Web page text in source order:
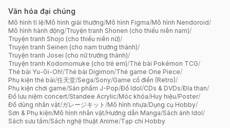
Văn hóa đại chúng
Mô hình tỉ lệ/Mô hình giải thưởng/Mô hình Figma/Mô hình Nendoroid/
Mô hình hành động/Truyện tranh Shonen (cho thiếu niên nam)/
Truyện tranh Shojo (cho thiếu niên nữ)/
Truyện tranh Seinen (cho nam trưởng thành)/
Truyện tranh Josei (cho nữ trưởng thành)/
Truyện tranh Kodomomuke (cho trẻ em)/Thẻ bài Pokémon TCG/
Thẻ bài Yu-Gi-Oh!/Thẻ bài Digimon/Thẻ game One Piece/
Phụ kiện thẻ bài/任天堂/Sega/Sony/Game cổ điển (Retro)/
Phụ kiện chơi game/Sản phẩm J-Pop/Đồ Idol/CDs & DVDs/Đĩa than/
Đồ lưu niệm concert/Standee Acrylic/Móc khóa/Huy hiệu/Poster/
Đồ dùng nhân vật/ガレージキット /Mô hình nhựa/Dụng cụ Hobby/
Sơn & Phụ kiện/Mô hình nhân vật/Hướng dẫn Manga/Sách ảnh Idol/
Sách sưu tầm/Sách nghệ thuật Anime/Tạp chí Hobby